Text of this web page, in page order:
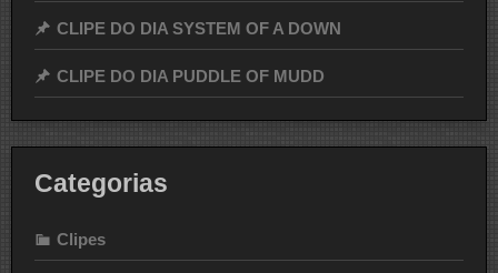
CLIPE DO DIA SYSTEM OF A DOWN
CLIPE DO DIA PUDDLE OF MUDD
Categorias
Clipes